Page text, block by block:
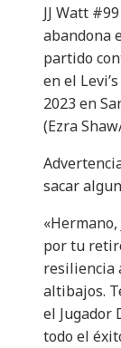
JJ Watt
abandona
partido
en el
2023 en
(Ezra
sacar
por tu
resiliencia
altibajos.
el Jugador
todo el